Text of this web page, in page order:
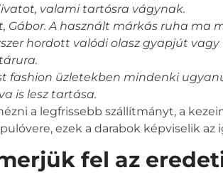
valami tartósra vágynak.
Gábor. A használt márkás ruha ma
hordott valódi olasz gyapjút
fashion üzletekben mindenki
is lesz tartása.
a legfrissebb szállítmányt, a
ezek a darabok képviselik
fel az